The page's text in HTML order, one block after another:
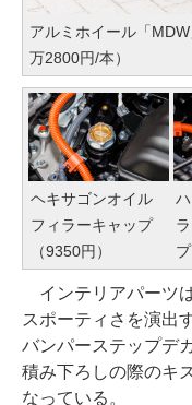
アルミホイール「
万2800円/本）
ヘキサゴンオイル
フィラーキャップ
（9350円）
インテリアパーツ
スポーティさを演出
バンパーステップデ
積み下ろしの際のキ
なっている。